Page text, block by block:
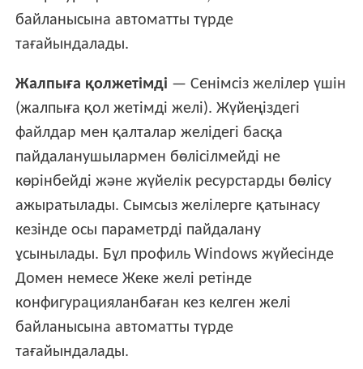
байланысына автоматты түрде
тағайындалады.
Жалпыға қолжетімді — Сенімсіз желілер үшін
(жалпыға қол жетімді желі). Жүйеңіздегі
файлдар мен қалталар желідегі басқа
пайдаланушылармен бөлісілмейді не
көрінбейді және жүйелік ресурстарды бөлісу
ажыратылады. Сымсыз желілерге қатынасу
кезінде осы параметрді пайдалану
ұсынылады. Бұл профиль Windows жүйесінде
Домен немесе Жеке желі ретінде
конфигурацияланбаған кез келген желі
байланысына автоматты түрде
тағайындалады.